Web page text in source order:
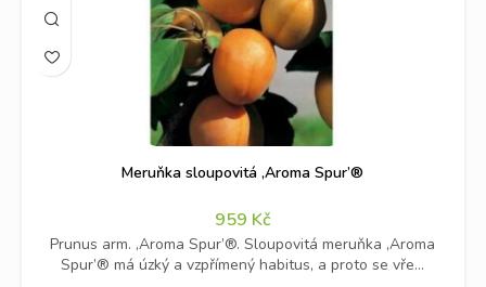
Meruňka sloupovitá ‚Aroma Spur’®
959 Kč
Prunus arm. ‚Aroma Spur’®. Sloupovitá meruňka ‚Aroma
Spur’® má úzký a vzpřímený habitus, a proto se vře...